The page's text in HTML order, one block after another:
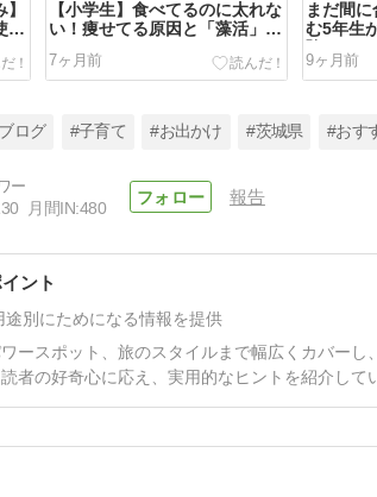
っ
【小学生】食べてるのに太れな
い！痩せてる原因と「藻活」の
ススメ
7ヶ月前
まだ間
む5年生
9ヶ月前
つ
ログ #子育て #お出かけ #茨城県 #おす
月間IN:480
報告
ント
途別にためになる情報を提供
ースポット、旅のスタイルまで幅広くカバー
者の好奇心に応え、実用的なヒントを紹介して